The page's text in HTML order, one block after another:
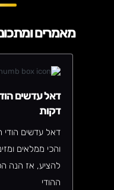
מאמרים
דאל עדשים
דקות
והכי ממלאים
להציע, אז הנה
ההודי